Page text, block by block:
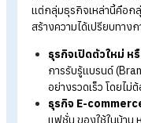
ที่ต้องการสร้างแ
ที่เคยมีปฏิสัมพัน
หากลุ่มเป้าหมาย
TikTok Ads:แ
สินค้าแฟชั่น บิวตี้
ระบบ TikTok